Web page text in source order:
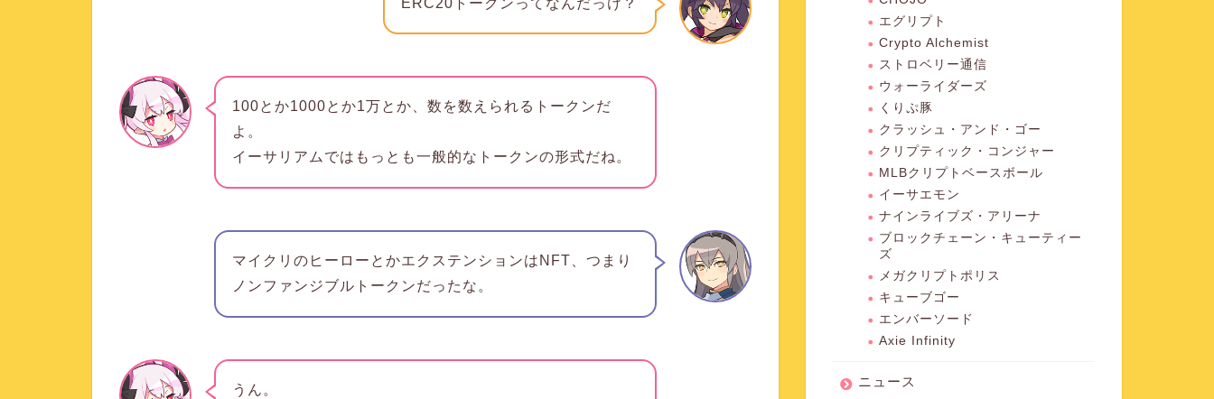
100とか1000とか1万とか、数を数えられるトークンだ
よ。
イーサリアムではもっとも一般的なトークンの形式だね。
マイクリのヒーローとかエクステンションはNFT、つまり
ノンファンジブルトークンだったな。
うん。
エグリプト
Crypto Alchemist
ストロベリー通信
ウォーライダーズ
くりぷ豚
クラッシュ・アンド・ゴー
クリプティック・コンジャー
MLBクリプトベースボール
イーサエモン
ナインライブズ・アリーナ
ブロックチェーン・キューティー
ズ
メガクリプトポリス
キューブゴー
エンバーソード
Axie Infinity
ニュース